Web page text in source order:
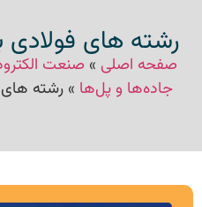
رشته های فولادی
صفحه اصلی»صنعت الکترود
جاده‌ها و پل‌ها»رشته های